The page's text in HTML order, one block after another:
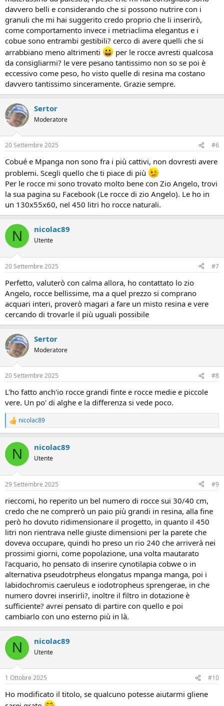
davvero belli e considerando che si possono nutrire con i
granuli che mi hai suggerito credo proprio che li inserirò,
come comportamento invece i metriaclima elegantus e i
cobue sono entrambi gestibili? cerco di avere quelli che si
arrabbiano meno altrimenti
per le rocce avresti qualcosa
da consigliarmi? le vere pesano tantissimo non so se poi è
eccessivo come peso, ho visto quelle di resina ma costano
davvero tantissimo sinceramente. Grazie sempre.
Sertor
Moderatore
20 Settembre 2025 #6
Cobué e Mpanga non sono fra i più cattivi, non dovresti avere
problemi. Scegli quello che ti piace di più
Per le rocce mi sono trovato molto bene con Zio Angelo, trovi
la sua pagina su Facebook (Le rocce di zio Angelo). Le ho in
un 130x55x60, nel 450 litri ho rocce naturali.
N nicolac89
Utente
20 Settembre 2025 #7
Perfetto, valuterò con calma allora, ho contattato lo zio
Angelo, rocce bellissime, ma a quel prezzo si comprano
acquari interi, proverò magari a fare un misto resina e vere
cercando di trovarle il più uguali possibile
Sertor
Moderatore
20 Settembre 2025 #8
L'ho fatto anch'io rocce grandi finte e rocce medie e piccole
vere. Un po' di alghe e la differenza si vede poco.
R
e
z
o
:
nicolac89
N nicolac89
Utente
29 Settembre 2025 #9
rieccomi, ho reperito un bel numero di rocce sui 30/40 cm,
credo che ne comprerò un paio più grandi in resina, alla fine
però ho dovuto ridimensionare il progetto, in quanto il 450
litri non rientrava nelle giuste dimensioni per la parete che
doveva occupare, quindi ho preso un rio 240 che arriverà nei
prossimi giorni, come popolazione, una volta mautarato
l'acquario, ho pensato di inserire cynotilapia cobwe o in
alternativa pseudotrpheus elongatus mpanga manga, poi i
labidochromis caeruleus e iodotropheus sprengerae, in che
numero dovrei inserirli?, inoltre il filtro in dotazione è
sufficiente? avrei pensato di partire con quello e poi
cambiarlo con uno esterno più in là.
N nicolac89
Utente
1 Ottobre 2025 #10
Ho modificato il titolo, se qualcuno potesse aiutarmi gliene